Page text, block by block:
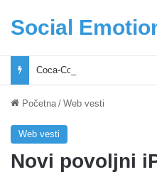
Social
Početna / Web vesti
Web vesti
Novi povoljni